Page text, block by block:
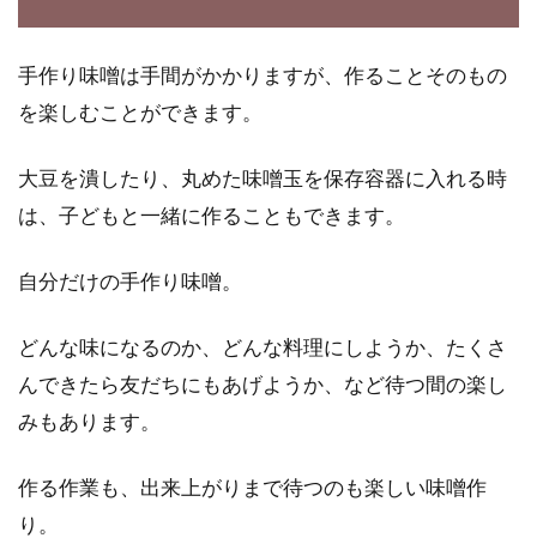
手作り味噌は手間がかかりますが、作ることそのもの
を楽しむことができます。
大豆を潰したり、丸めた味噌玉を保存容器に入れる時
は、子どもと一緒に作ることもできます。
自分だけの手作り味噌。
どんな味になるのか、どんな料理にしようか、たくさ
んできたら友だちにもあげようか、など待つ間の楽し
みもあります。
作る作業も、出来上がりまで待つのも楽しい味噌作
り。